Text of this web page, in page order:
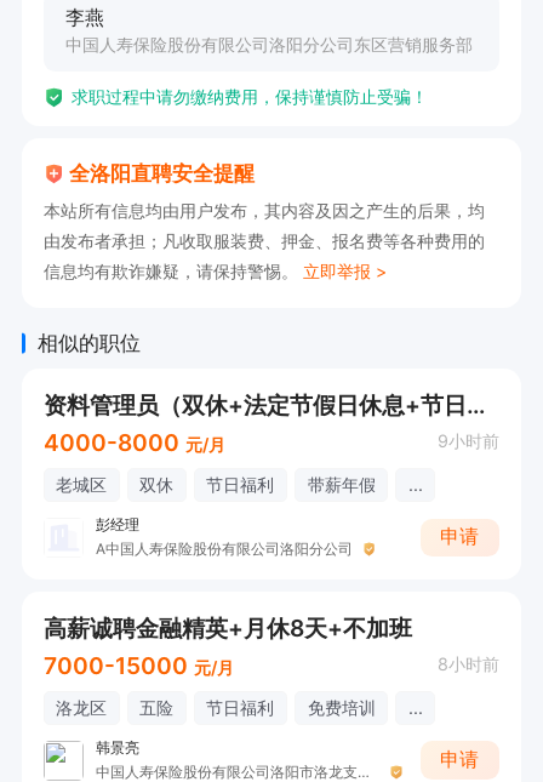
3.具有团队合作精神，能够与团队成员有效沟通，
工作时间:
周六周天双休！！法定节假日休息！！
李燕
中国人寿保险股份有限公司洛阳分公司东区营销服务部
求职过程中请勿缴纳费用，保持谨慎防止受骗！
全洛阳直聘安全提醒
本站所有信息均由用户发布，其内容及因之产生的后果，均
由发布者承担；凡收取服装费、押金、报名费等各种费用的
信息均有欺诈嫌疑，请保持警惕。 立即举报 >
相似的职位
资料管理员（双休+法定节假日休息+节日福利）
4000-8000 元/月 9小时前
老城区 双休 节日福利 带薪年假 ...
彭经理
A中国人寿保险股份有限公司洛阳分公司
申请
高薪诚聘金融精英+月休8天+不加班
7000-15000 元/月 8小时前
洛龙区 五险 节日福利 免费培训 ...
韩景亮
中国人寿保险股份有限公司洛阳市洛龙支公司收展五部
申请